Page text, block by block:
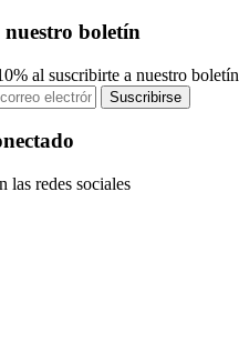
nuestro boletín
al suscribirte a nuestro boletín
Suscribirse
las redes sociales